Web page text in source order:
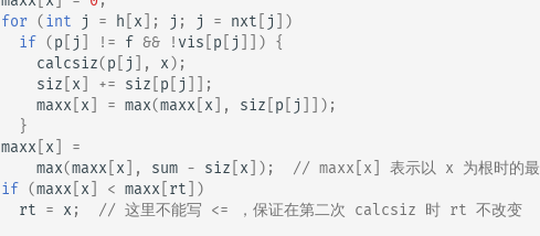
for (int j = h x ]; j ; j = nxt j
])
if (p j != f && ! vis p j ]]) {
calcsiz(p j ], x);
siz x += siz p j
]];
maxx x = max(maxx x ], siz p j
]]);
}
maxx x
=
max(maxx x ], sum - siz x ]);
// maxx[x] 表示以 x 为根时的最
if (maxx x < maxx rt ])
rt = x;
// 这里不能写 <= ，保证在第二次 calcsiz 时 rt 不改变